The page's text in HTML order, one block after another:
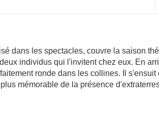
dans les spectacles, couvre la saison
individus qui l'invitent chez eux. En
ronde dans les collines. Il s'ensuit
mémorable de la présence